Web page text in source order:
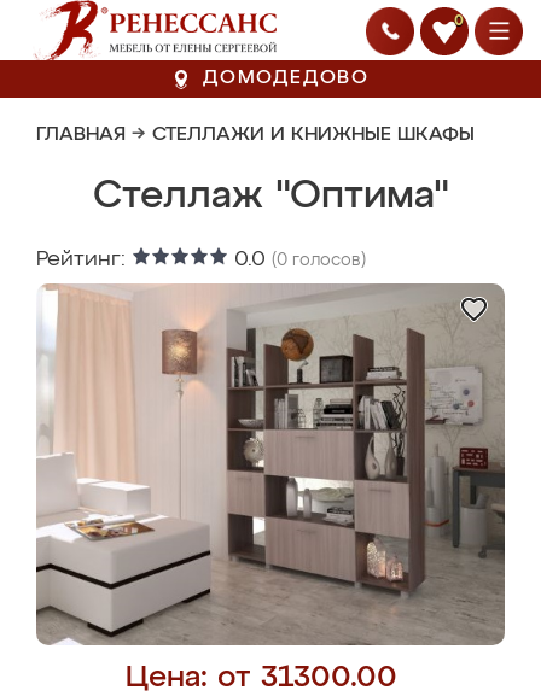
0
ДОМОДЕДОВО
ГЛАВНАЯ → СТЕЛЛАЖИ И КНИЖНЫЕ ШКАФЫ
Стеллаж "Оптима"
Рейтинг: 0.0 (0 голосов)
Цена: от 31300.00